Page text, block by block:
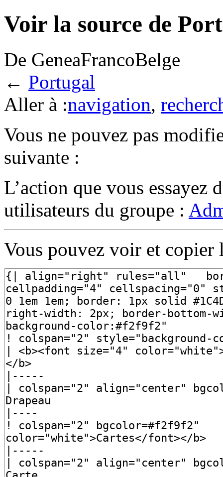
Voir la source de
De GeneaFrancoBelge
← Portugal
Aller à :navigation,
Vous ne pouvez pas
suivante :
L’action que vous essayez
utilisateurs du groupe :
Vous pouvez voir et copier